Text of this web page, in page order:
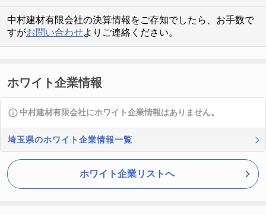
中村建材有限会社の決算情報をご存知でしたら、お手数で
すがお問い合わせよりご連絡ください。
ホワイト企業情報
中村建材有限会社にホワイト企業情報はありません。
埼玉県のホワイト企業情報一覧
ホワイト企業リストへ